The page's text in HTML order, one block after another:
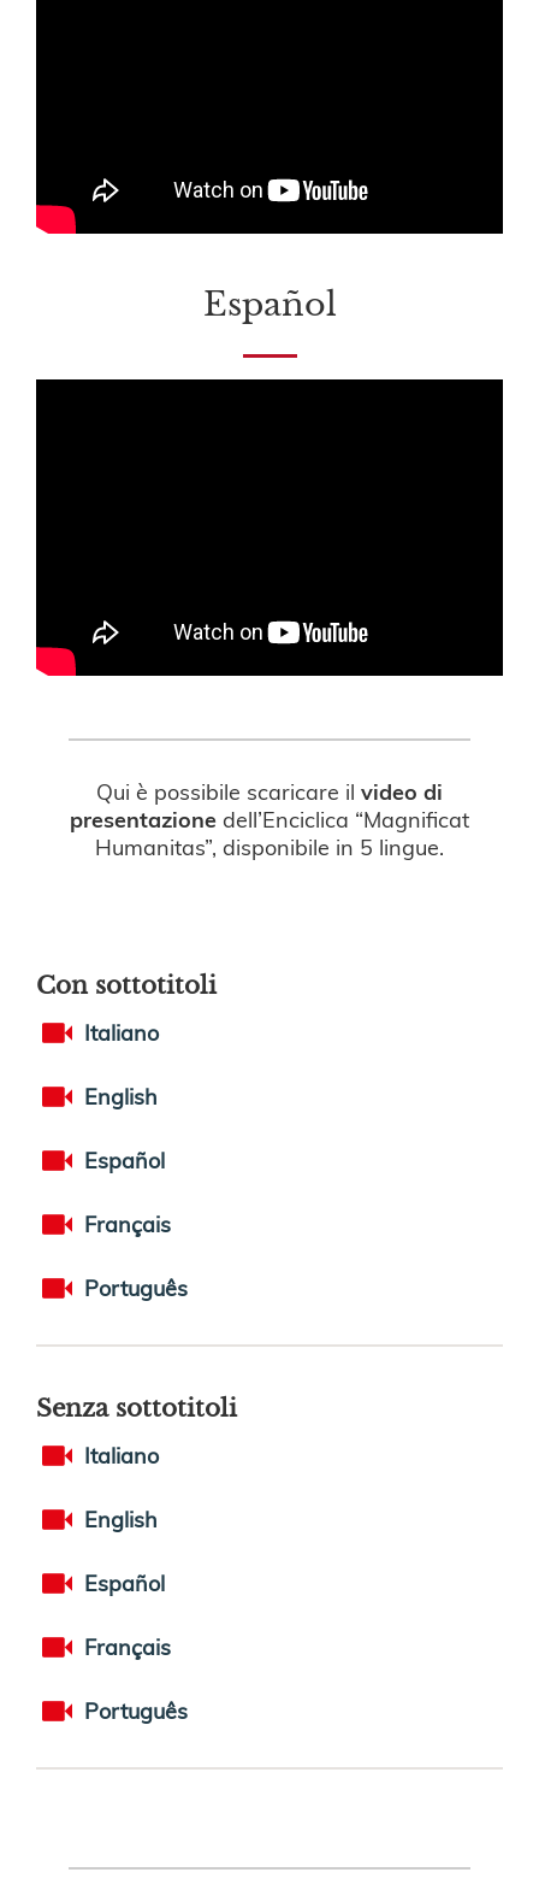
Español
Qui è possibile scaricare il video di
presentazione dell’Enciclica “Magnificat
Humanitas”, disponibile in 5 lingue.
Con sottotitoli
Italiano
English
Español
Français
Português
Senza sottotitoli
Italiano
English
Español
Français
Português